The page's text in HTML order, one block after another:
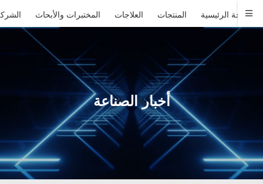
الصفحة الرئيسية المنتجات العلاجات المختبرات والأبحاث
أخبار الصناعة